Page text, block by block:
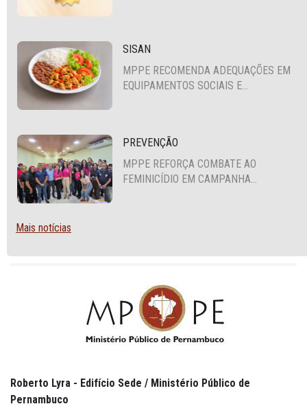
SISAN
MPPE RECOMENDA ADEQUAÇÕES EM
EQUIPAMENTOS SOCIAIS E
PREVENÇÃO
MPPE REFORÇA COMBATE AO
FEMINICÍDIO EM CAMPANHA
Mais notícias
Roberto Lyra - Edifício Sede / Ministério Público de
Pernambuco